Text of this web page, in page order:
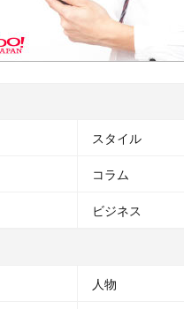
スタイル
コラム
ビジネス
人物